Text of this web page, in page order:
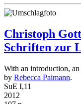
Christoph
Schriften zur
With an introduction,
by Rebecca Paimann.
SuE I,11
2012